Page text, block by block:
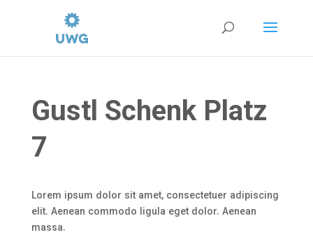
Gustl Schenk Platz
7
Lorem ipsum dolor sit amet, consectetuer adipiscing
elit. Aenean commodo ligula eget dolor. Aenean
massa.